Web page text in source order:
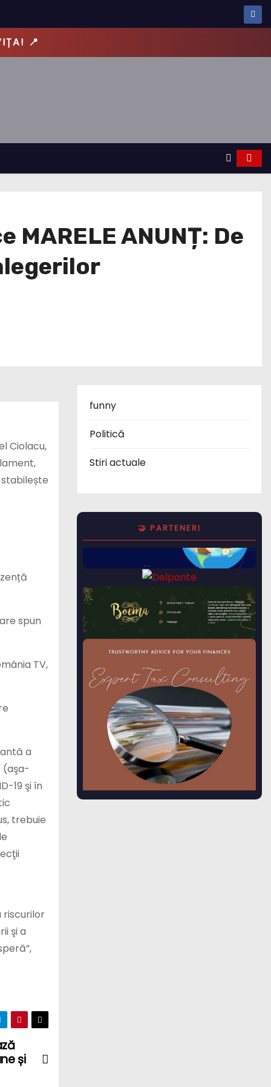
📍
MARELE ANUNȚ: De
Ciolacu,
spun
TV,
a
(aşa-
19 şi în
trebuie
riscurilor
şi a
și
funny
Politică
Stiri actuale
🤝 PARTENERI